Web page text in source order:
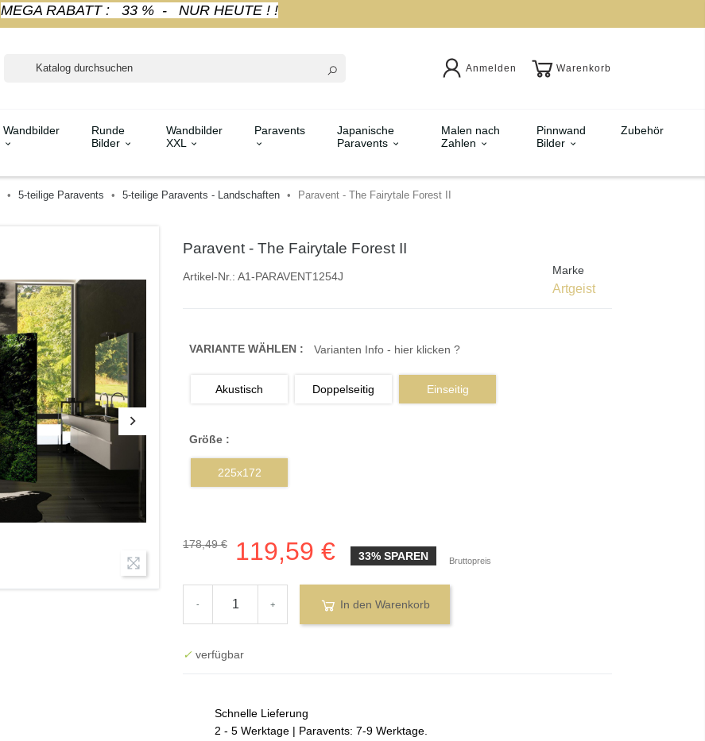
MEGA RABATT : 33 % - NUR HEUTE ! !
Anmelden Warenkorb
Wandbilder
Runde
Bilder
Wandbilder
XXL
Paravents
Japanische
Paravents
Malen nach
Zahlen
Pinnwand
Bilder
Zubehör
5-teilige Paravents 5-teilige Paravents - Landschaften Paravent - The Fairytale Forest II
Paravent - The Fairytale Forest II
Artikel-Nr.: A1-PARAVENT1254J Marke
Artgeist
VARIANTE WÄHLEN : Varianten Info - hier klicken ?
Akustisch Doppelseitig Einseitig
Größe :
225x172
178,49 € 119,59 € 33% SPAREN Bruttopreis
- + In den Warenkorb
✓ verfügbar
Schnelle Lieferung
2 - 5 Werktage | Paravents: 7-9 Werktage.